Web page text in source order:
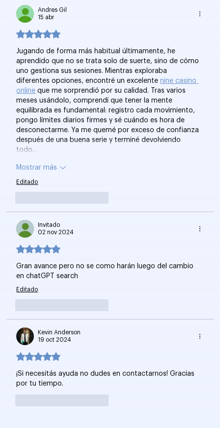
contenido para Autoridad Temática y
Citas
Andres Gil
15 abr
Obtuvo 5 de 5 estrellas.
Jugando de forma más habitual últimamente, he
aprendido que no se trata solo de suerte, sino de cómo
uno gestiona sus sesiones. Mientras exploraba
diferentes opciones, encontré un excelente nine casino
online que me sorprendió por su calidad. Tras varios
meses usándolo, comprendí que tener la mente
equilibrada es fundamental: registro cada movimiento,
pongo límites diarios firmes y sé cuándo es hora de
desconectarme. Ya me quemé por exceso de confianza
después de una buena serie y terminé devolviendo
todo…
Mostrar más
Editado
Invitado
02 nov 2024
Obtuvo 5 de 5 estrellas.
Gran avance pero no se como harán luego del cambio
en chatGPT search
Editado
Kevin Anderson
19 oct 2024
Obtuvo 5 de 5 estrellas.
¡Si necesitás ayuda no dudes en contactarnos! Gracias
por tu tiempo.